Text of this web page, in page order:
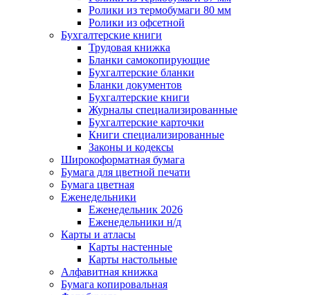
Ролики из термобумаги 80 мм
Ролики из офсетной
Бухгалтерские книги
Трудовая книжка
Бланки самокопирующие
Бухгалтерские бланки
Бланки документов
Бухгалтерские книги
Журналы специализированные
Бухгалтерские карточки
Книги специализированные
Законы и кодексы
Широкоформатная бумага
Бумага для цветной печати
Бумага цветная
Еженедельники
Еженедельник 2026
Еженедельники н/д
Карты и атласы
Карты настенные
Карты настольные
Алфавитная книжка
Бумага копировальная